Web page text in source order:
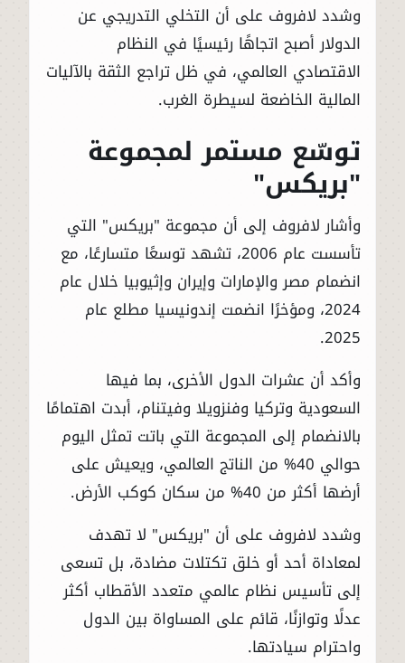
وشدد لافروف على أن التخلي التدريجي عن
الدولار أصبح اتجاهًا رئيسيًا في النظام
الاقتصادي العالمي، في ظل تراجع الثقة بالآليات
المالية الخاضعة لسيطرة الغرب.
توسّع مستمر لمجموعة
"بريكس"
وأشار لافروف إلى أن مجموعة "بريكس" التي
تأسست عام 2006، تشهد توسعًا متسارعًا، مع
انضمام مصر والإمارات وإيران وإثيوبيا خلال عام
2024، ومؤخرًا انضمت إندونيسيا مطلع عام
2025.
وأكد أن عشرات الدول الأخرى، بما فيها
السعودية وتركيا وفنزويلا وفيتنام، أبدت اهتمامًا
بالانضمام إلى المجموعة التي باتت تمثل اليوم
حوالي 40% من الناتج العالمي، ويعيش على
أرضها أكثر من 40% من سكان كوكب الأرض.
وشدد لافروف على أن "بريكس" لا تهدف
لمعاداة أحد أو خلق تكتلات مضادة، بل تسعى
إلى تأسيس نظام عالمي متعدد الأقطاب أكثر
عدلًا وتوازنًا، قائم على المساواة بين الدول
واحترام سيادتها.